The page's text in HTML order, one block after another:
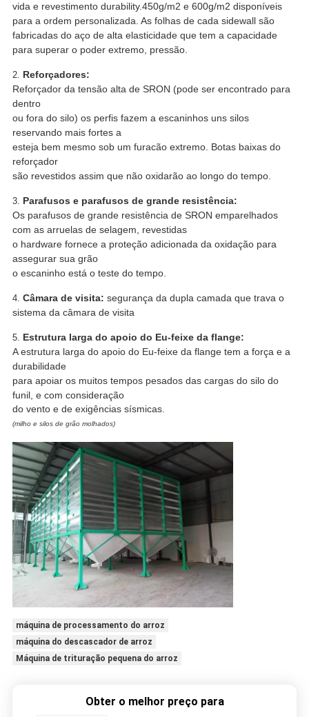
vida e revestimento durability.450g/m2 e 600g/m2 disponíveis
para a ordem personalizada. As folhas de cada sidewall são
fabricadas do aço de alta elasticidade que tem a capacidade
para superar o poder extremo, pressão.
2. Reforçadores:
Reforçador da tensão alta de SRON (pode ser encontrado para
dentro
ou fora do silo) os perfis fazem a escaninhos uns silos
reservando mais fortes a
esteja bem mesmo sob um furacão extremo. Botas baixas do
reforçador
são revestidos assim que não oxidarão ao longo do tempo.
3. Parafusos e parafusos de grande resistência:
Os parafusos de grande resistência de SRON emparelhados
com as arruelas de selagem, revestidas
o hardware fornece a proteção adicionada da oxidação para
assegurar sua grão
o escaninho está o teste do tempo.
4. Câmara de visita: segurança da dupla camada que trava o
sistema da câmara de visita
5. Estrutura larga do apoio do Eu-feixe da flange:
A estrutura larga do apoio do Eu-feixe da flange tem a força e a
durabilidade
para apoiar os muitos tempos pesados das cargas do silo do
funil, e com consideração
do vento e de exigências sísmicas.
(milho e silos de grão molhados)
máquina de processamento do arroz
máquina do descascador de arroz
Máquina de trituração pequena do arroz
Obter o melhor preço para